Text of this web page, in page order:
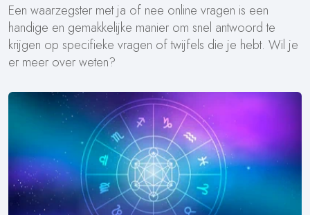
Een waarzegster met ja of nee online vragen is een
handige en gemakkelijke manier om snel antwoord te
krijgen op specifieke vragen of twijfels die je hebt. Wil je
er meer over weten?